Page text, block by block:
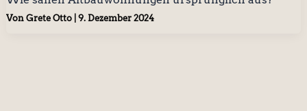
Von Grete Otto 9. Dezember 2024